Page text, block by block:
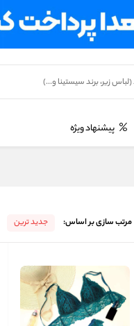
پیشنهاد ویژه
مرتب سازی بر اساس: جدید ترین